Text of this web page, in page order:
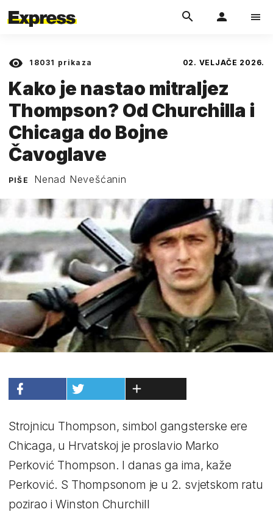
18031 prikaza 02. VELJAČE 2026.
Kako je nastao mitraljez
Thompson? Od Churchilla i
Chicaga do Bojne
Čavoglave
PIŠE Nenad Nevešćanin
Strojnicu Thompson, simbol gangsterske ere
Chicaga, u Hrvatskoj je proslavio Marko
Perković Thompson. I danas ga ima, kaže
Perković. S Thompsonom je u 2. svjetskom ratu
pozirao i Winston Churchill